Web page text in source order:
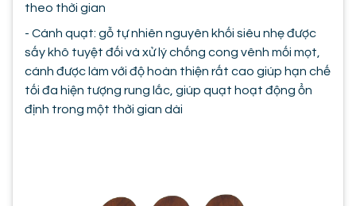
theo thời gian
- Cánh quạt: gỗ tự nhiên nguyên khối siêu nhẹ được
sấy khô tuyệt đối và xử lý chống cong vênh mối mọt,
cánh được làm với độ hoàn thiện rất cao giúp hạn chế
tối đa hiện tượng rung lắc, giúp quạt hoạt động ổn
định trong một thời gian dài